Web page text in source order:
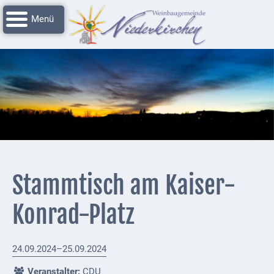
Navigation
überspringen
Startseite
Grussworte
Rathaus
Unser
Niederkirchen
Impressionen
Nachrichtenarchiv
Verbandsgemeinde
Deidesheim
Polizei +
Feuerwehrmeldungen
Stammtisch am Kaiser-
Konrad-Platz
24.09.2024–25.09.2024